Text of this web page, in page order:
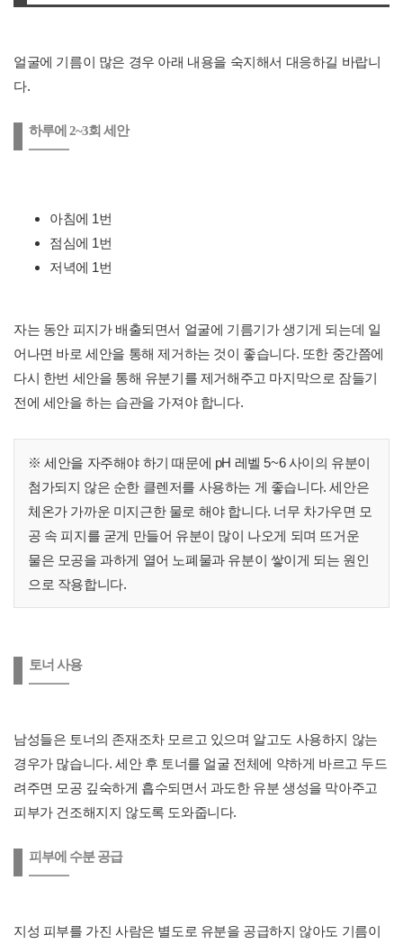
얼굴에 기름이 많은 경우 아래 내용을 숙지해서 대응하길 바랍니
다.
하루에 2~3회 세안
아침에 1번
점심에 1번
저녁에 1번
자는 동안 피지가 배출되면서 얼굴에 기름기가 생기게 되는데 일
어나면 바로 세안을 통해 제거하는 것이 좋습니다. 또한 중간쯤에
다시 한번 세안을 통해 유분기를 제거해주고 마지막으로 잠들기
전에 세안을 하는 습관을 가져야 합니다.
※ 세안을 자주해야 하기 때문에 pH 레벨 5~6 사이의 유분이
첨가되지 않은 순한 클렌저를 사용하는 게 좋습니다. 세안은
체온가 가까운 미지근한 물로 해야 합니다. 너무 차가우면 모
공 속 피지를 굳게 만들어 유분이 많이 나오게 되며 뜨거운
물은 모공을 과하게 열어 노폐물과 유분이 쌓이게 되는 원인
으로 작용합니다.
토너 사용
남성들은 토너의 존재조차 모르고 있으며 알고도 사용하지 않는
경우가 많습니다. 세안 후 토너를 얼굴 전체에 약하게 바르고 두드
려주면 모공 깊숙하게 흡수되면서 과도한 유분 생성을 막아주고
피부가 건조해지지 않도록 도와줍니다.
피부에 수분 공급
지성 피부를 가진 사람은 별도로 유분을 공급하지 않아도 기름이